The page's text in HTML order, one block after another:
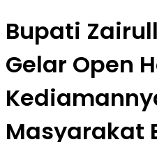
Bupati
Gelar Open
Masyarakat